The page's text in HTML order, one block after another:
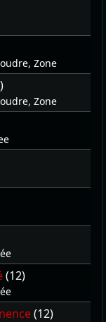
Zone
Zone
(12)
(12)